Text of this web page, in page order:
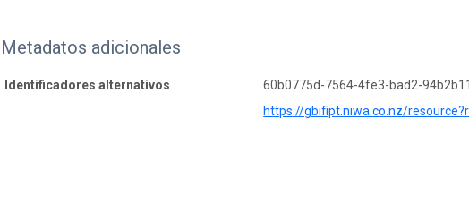
Metadatos adicionales
Identificadores alternativos
60b0775d-7564-4fe3-bad2-
https://gbifipt.niwa.co.nz/